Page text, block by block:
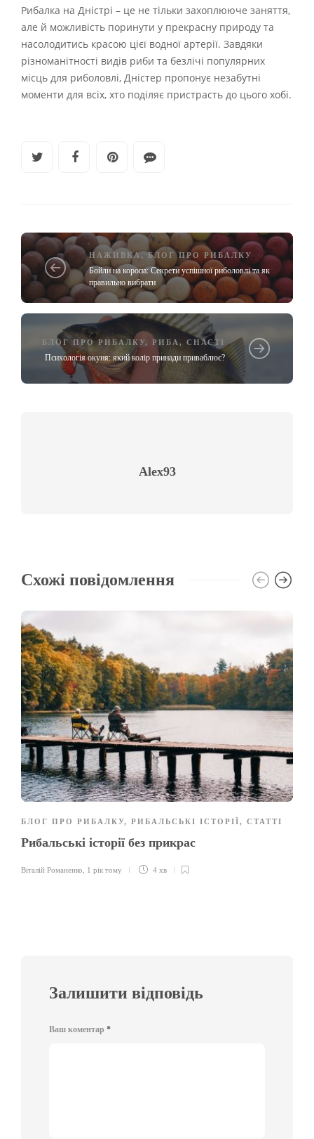
Рибалка на Дністрі – це не тільки захоплююче заняття,
але й можливість поринути у прекрасну природу та
насолодитись красою цієї водної артерії. Завдяки
різноманітності видів риби та безлічі популярних
місць для риболовлі, Дністер пропонує незабутні
моменти для всіх, хто поділяє пристрасть до цього хобі.
НАЖИВКА , БЛОГ ПРО РИБАЛКУ
Бойли на коропа: Секрети успішної риболовлі та як
правильно вибрати
БЛОГ ПРО РИБАЛКУ, РИБА , СНАСТІ
Психологія окуня: який колір принади приваблює?
Alex93
Схожі повідомлення
БЛОГ ПРО РИБАЛКУ, РИБАЛЬСЬКІ ІСТОРІЇ, СТАТТІ
Рибальські історії без прикрас
Віталій Романенко 1 рік тому 4 хв
Залишити відповідь
Ваш коментар *